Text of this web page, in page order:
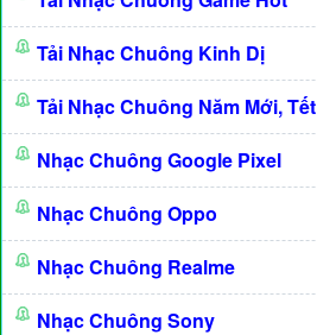
Tải Nhạc Chuông Kinh Dị
Tải Nhạc Chuông Năm Mới, Tết
Nhạc Chuông Google Pixel
Nhạc Chuông Oppo
Nhạc Chuông Realme
Nhạc Chuông Sony